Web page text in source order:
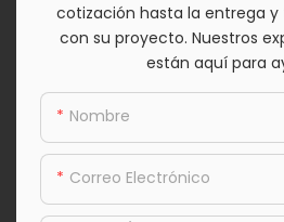
cotización hasta la entrega
con su proyecto. Nuestros
están aquí para
Nombre
Correo Electrónico